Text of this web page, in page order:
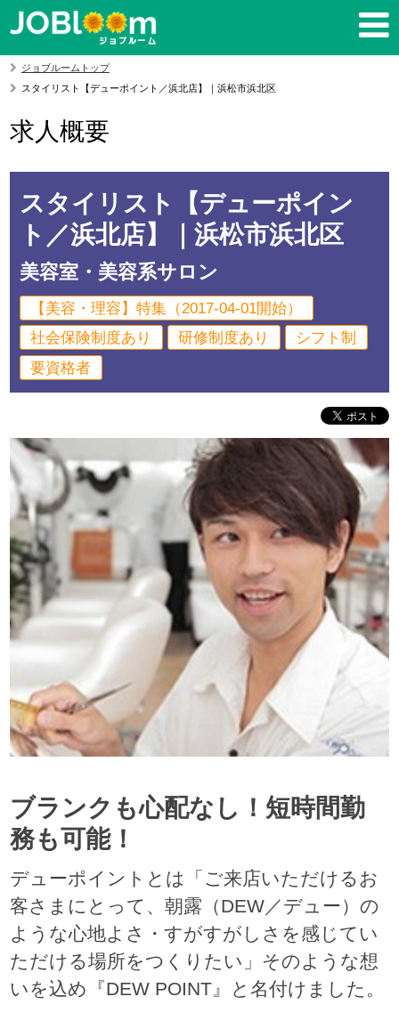
ジョブルームトップ
スタイリスト【デューポイント／浜北店】｜浜松市浜北区
求人概要
スタイリスト【デューポイン
ト／浜北店】｜浜松市浜北区
美容室・美容系サロン
【美容・理容】特集（2017-04-01開始）
社会保険制度あり
研修制度あり
シフト制
要資格者
ブランクも心配なし！短時間勤
務も可能！
デューポイントとは「ご来店いただけるお
客さまにとって、朝露（DEW／デュー）の
ような心地よさ・すがすがしさを感じてい
ただける場所をつくりたい」そのような想
いを込め『DEW POINT』と名付けました。